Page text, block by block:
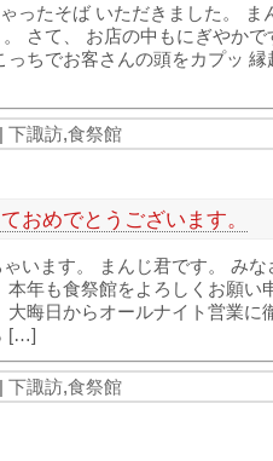
ったそば いただきました。 ま
さて、 お店の中もにぎやか
っちでお客さんの頭をカプッ
下諏訪,食祭館
おめでとうございます。
います。 まんじ君です。 み
本年も食祭館をよろしくお願い
大晦日からオールナイト営業に
[…]
下諏訪,食祭館